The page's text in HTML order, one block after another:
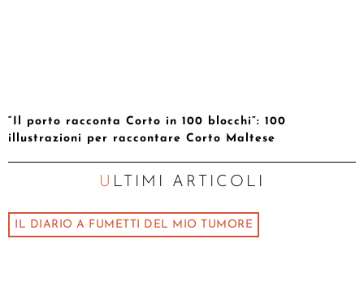
“Il porto racconta Corto in 100 blocchi”: 100
illustrazioni per raccontare Corto Maltese
ULTIMI ARTICOLI
IL DIARIO A FUMETTI DEL MIO TUMORE